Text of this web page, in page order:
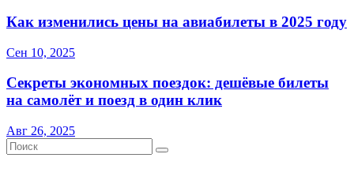
Как изменились цены на авиабилеты в 2025 году
Сен 10, 2025
Секреты экономных поездок: дешёвые билеты
на самолёт и поезд в один клик
Авг 26, 2025